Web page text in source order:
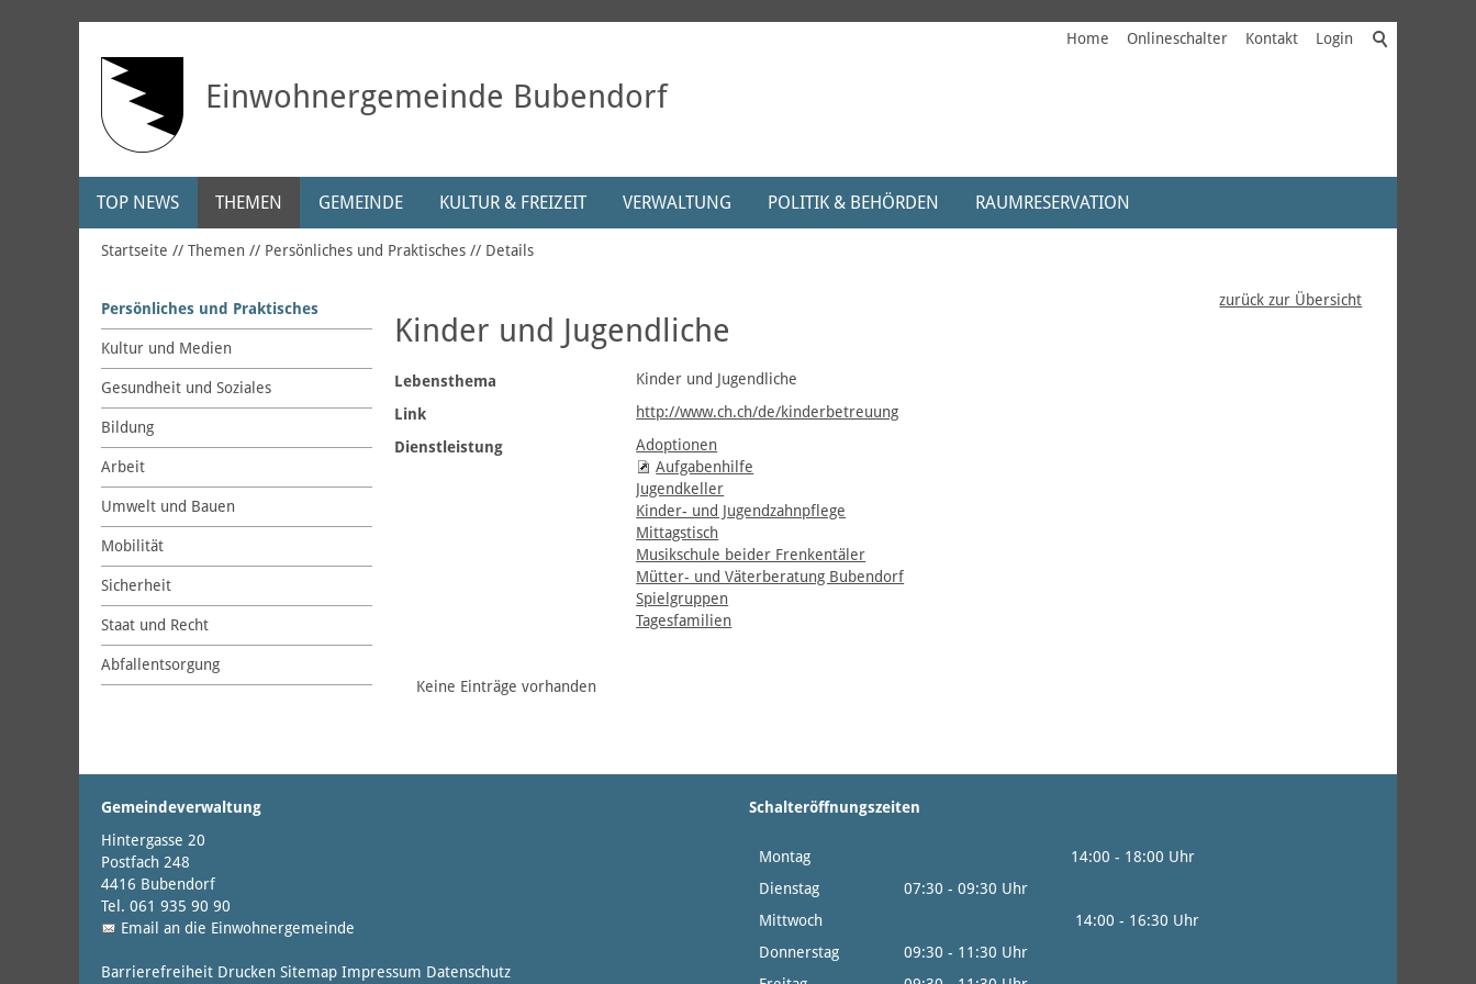
Einwohnergemeinde Bubendorf
Home Onlineschalter Kontakt Login
TOP NEWS THEMEN GEMEINDE KULTUR & FREIZEIT VERWALTUNG POLITIK & BEHÖRDEN RAUMRESERVATION
Startseite Themen Persönliches und Praktisches Details
Persönliches und Praktisches
Kultur und Medien
Gesundheit und Soziales
Bildung
Arbeit
Umwelt und Bauen
Mobilität
Sicherheit
Staat und Recht
Abfallentsorgung
zurück zur Übersicht
Kinder und Jugendliche
Lebensthema
Kinder und Jugendliche
Link
http://www.ch.ch/de/kinderbetreuung
Dienstleistung
Adoptionen
Aufgabenhilfe
Jugendkeller
Kinder- und Jugendzahnpflege
Mittagstisch
Musikschule beider Frenkentäler
Mütter- und Väterberatung Bubendorf
Spielgruppen
Tagesfamilien
Keine Einträge vorhanden
Gemeindeverwaltung
Hintergasse 20
Postfach 248
4416 Bubendorf
Tel. 061 935 90 90
Email an die Einwohnergemeinde
Barrierefreiheit Drucken Sitemap Impressum Datenschutz
Schalteröffnungszeiten
Montag
14:00 - 18:00 Uhr
Dienstag
07:30 - 09:30 Uhr
Mittwoch
14:00 - 16:30 Uhr
Donnerstag
09:30 - 11:30 Uhr